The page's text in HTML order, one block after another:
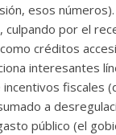
esos
culpando por el
créditos
interesantes
incentivos fiscales
a
público (el